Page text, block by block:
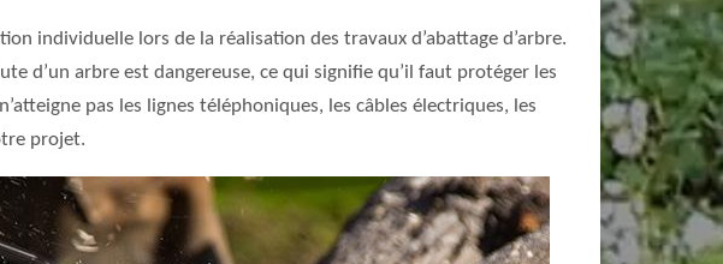
individuelle lors de la réalisation des travaux d’abattage d’arbre.
d’un arbre est dangereuse, ce qui signifie qu’il faut protéger les
pas les lignes téléphoniques, les câbles électriques, les
projet.